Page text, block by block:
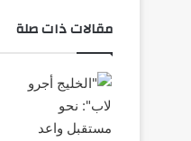
مقالات ذات صلة